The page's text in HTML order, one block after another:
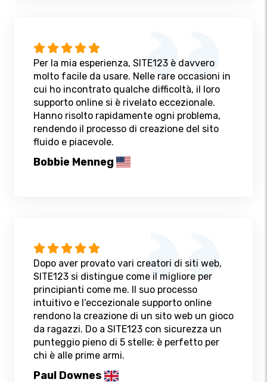
Per la mia esperienza, SITE123 è davvero
molto facile da usare. Nelle rare occasioni in
cui ho incontrato qualche difficoltà, il loro
supporto online si è rivelato eccezionale.
Hanno risolto rapidamente ogni problema,
rendendo il processo di creazione del sito
fluido e piacevole.
Bobbie Menneg
Dopo aver provato vari creatori di siti web,
SITE123 si distingue come il migliore per
principianti come me. Il suo processo
intuitivo e l’eccezionale supporto online
rendono la creazione di un sito web un gioco
da ragazzi. Do a SITE123 con sicurezza un
punteggio pieno di 5 stelle: è perfetto per
chi è alle prime armi.
Paul Downes